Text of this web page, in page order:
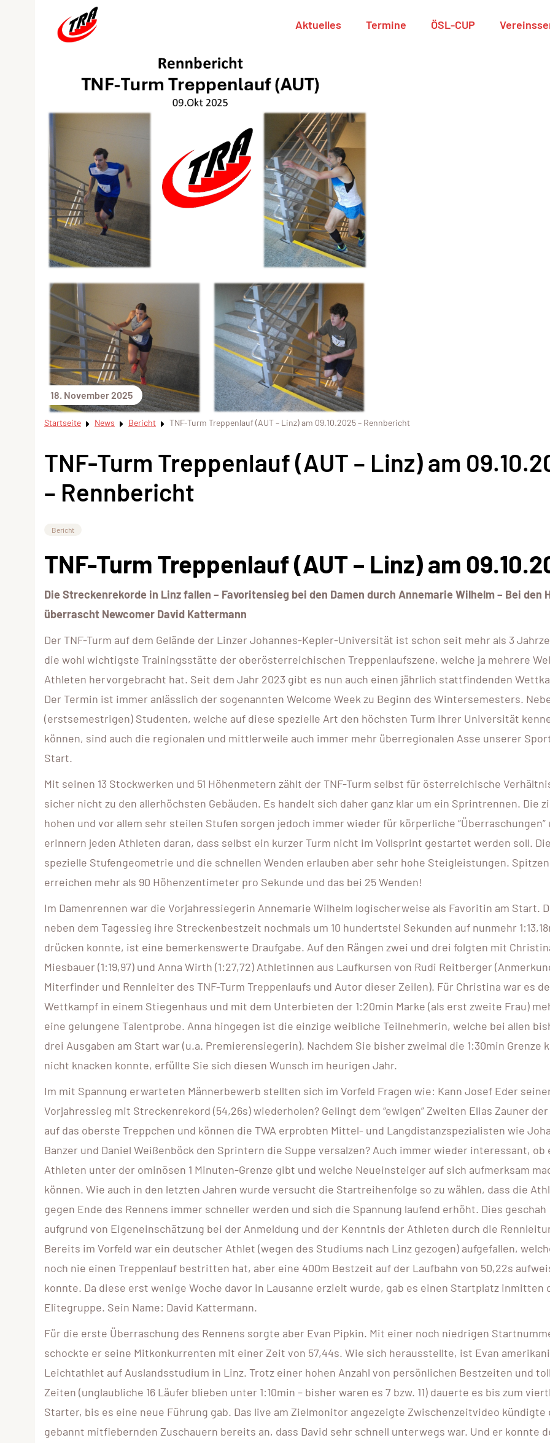
Aktuelles Termine ÖSL-CUP
18. November 2025
Startseite News Bericht TNF-Turm Treppenlauf (AUT – Linz) am 09.10.2025 – Rennbericht
TNF-Turm Treppenlauf (AUT – Linz) am
– Rennbericht
Bericht
TNF-Turm Treppenlauf (AUT – Linz) am
Die Streckenrekorde in Linz fallen – Favoritensieg bei den Damen durch Annemarie Wilhelm – Bei den
überrascht Newcomer David Kattermann
Der TNF-Turm auf dem Gelände der Linzer Johannes-Kepler-Universität ist schon seit mehr als 3
die wohl wichtigste Trainingsstätte der oberösterreichischen Treppenlaufszene, welche ja mehrere
Athleten hervorgebracht hat. Seit dem Jahr 2023 gibt es nun auch einen jährlich stattfindenden
Der Termin ist immer anlässlich der sogenannten Welcome Week zu Beginn des Wintersemesters.
(erstsemestrigen) Studenten, welche auf diese spezielle Art den höchsten Turm ihrer Universität
können, sind auch die regionalen und mittlerweile auch immer mehr überregionalen Asse unserer
Start.
Mit seinen 13 Stockwerken und 51 Höhenmetern zählt der TNF-Turm selbst für österreichische
sicher nicht zu den allerhöchsten Gebäuden. Es handelt sich daher ganz klar um ein Sprintrennen. Die
hohen und vor allem sehr steilen Stufen sorgen jedoch immer wieder für körperliche “Überraschungen”
erinnern jeden Athleten daran, dass selbst ein kurzer Turm nicht im Vollsprint gestartet werden soll. Die
spezielle Stufengeometrie und die schnellen Wenden erlauben aber sehr hohe Steigleistungen.
erreichen mehr als 90 Höhenzentimeter pro Sekunde und das bei 25 Wenden!
Im Damenrennen war die Vorjahressiegerin Annemarie Wilhelm logischerweise als Favoritin am Start.
neben dem Tagessieg ihre Streckenbestzeit nochmals um 10 hundertstel Sekunden auf nunmehr
drücken konnte, ist eine bemerkenswerte Draufgabe. Auf den Rängen zwei und drei folgten mit
Miesbauer (1:19,97) und Anna Wirth (1:27,72) Athletinnen aus Laufkursen von Rudi Reitberger
Miterfinder und Rennleiter des TNF-Turm Treppenlaufs und Autor dieser Zeilen). Für Christina war es
Wettkampf in einem Stiegenhaus und mit dem Unterbieten der 1:20min Marke (als erst zweite Frau)
eine gelungene Talentprobe. Anna hingegen ist die einzige weibliche Teilnehmerin, welche bei allen
drei Ausgaben am Start war (u.a. Premierensiegerin). Nachdem Sie bisher zweimal die 1:30min Grenze
nicht knacken konnte, erfüllte Sie sich diesen Wunsch im heurigen Jahr.
Im mit Spannung erwarteten Männerbewerb stellten sich im Vorfeld Fragen wie: Kann Josef Eder
Vorjahressieg mit Streckenrekord (54,26s) wiederholen? Gelingt dem “ewigen” Zweiten Elias Zauner
auf das oberste Treppchen und können die TWA erprobten Mittel- und Langdistanzspezialisten wie
Banzer und Daniel Weißenböck den Sprintern die Suppe versalzen? Auch immer wieder interessant, ob
Athleten unter der ominösen 1 Minuten-Grenze gibt und welche Neueinsteiger auf sich aufmerksam
können. Wie auch in den letzten Jahren wurde versucht die Startreihenfolge so zu wählen, dass die
gegen Ende des Rennens immer schneller werden und sich die Spannung laufend erhöht. Dies geschah
aufgrund von Eigeneinschätzung bei der Anmeldung und der Kenntnis der Athleten durch die
Bereits im Vorfeld war ein deutscher Athlet (wegen des Studiums nach Linz gezogen) aufgefallen,
noch nie einen Treppenlauf bestritten hat, aber eine 400m Bestzeit auf der Laufbahn von 50,22s
konnte. Da diese erst wenige Woche davor in Lausanne erzielt wurde, gab es einen Startplatz inmitten
Elitegruppe. Sein Name: David Kattermann.
Für die erste Überraschung des Rennens sorgte aber Evan Pipkin. Mit einer noch niedrigen
schockte er seine Mitkonkurrenten mit einer Zeit von 57,44s. Wie sich herausstellte, ist Evan
Leichtathlet auf Auslandsstudium in Linz. Trotz einer hohen Anzahl von persönlichen Bestzeiten und
Zeiten (unglaubliche 16 Läufer blieben unter 1:10min – bisher waren es 7 bzw. 11) dauerte es bis zum
Starter, bis es eine neue Führung gab. Das live am Zielmonitor angezeigte Zwischenzeitvideo kündigte
gebannt mitfiebernden Zuschauern bereits an, dass David sehr schnell unterwegs war. Und er konnte